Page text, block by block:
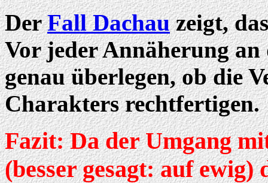
DerFall Dachauzeigt,
Vor jeder Annäherung an
genau überlegen, ob die
Charakters rechtfertigen.
Fazit: Da der Umgang
(besser gesagt: auf ewig)